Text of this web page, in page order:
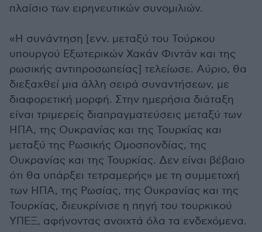
πλαίσιο των ειρηνευτικών συνομιλιών.
«Η συνάντηση [ενν. μεταξύ του Τούρκου
υπουργού Εξωτερικών Χακάν Φιντάν και της
ρωσικής αντιπροσωπείας] τελείωσε. Αύριο, θα
διεξαχθεί μια άλλη σειρά συναντήσεων, με
διαφορετική μορφή. Στην ημερήσια διάταξη
είναι τριμερείς διαπραγματεύσεις μεταξύ των
ΗΠΑ, της Ουκρανίας και της Τουρκίας και
μεταξύ της Ρωσικής Ομοσπονδίας, της
Ουκρανίας και της Τουρκίας. Δεν είναι βέβαιο
ότι θα υπάρξει τετραμερής» με τη συμμετοχή
των ΗΠΑ, της Ρωσίας, της Ουκρανίας και της
Τουρκίας, διευκρίνισε η πηγή του τουρκικού
ΥΠΕΞ, αφήνοντας ανοιχτά όλα τα ενδεχόμενα.